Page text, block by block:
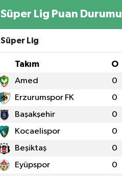
Süper Lig Puan Durumu
Süper Lig
Takım O
Amed 0
Erzurumspor FK 0
Başakşehir 0
Kocaelispor 0
Beşiktaş 0
Eyüpspor 0